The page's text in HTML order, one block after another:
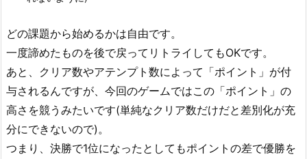
どの課題から始めるかは自由です。
一度諦めたものを後で戻ってリトライしてもOKです。
あと、クリア数やアテンプト数によって「ポイント」が付
与されるんですが、今回のゲームではこの「ポイント」の
高さを競うみたいです(単純なクリア数だけだと差別化が充
分にできないので)。
つまり、決勝で1位になったとしてもポイントの差で優勝を